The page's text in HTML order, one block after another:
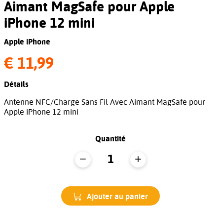
Aimant MagSafe pour Apple
iPhone 12 mini
Apple iPhone
€ 11,99
Détails
Antenne NFC/Charge Sans Fil Avec Aimant MagSafe pour
Apple iPhone 12 mini
Quantité
Ajouter au panier